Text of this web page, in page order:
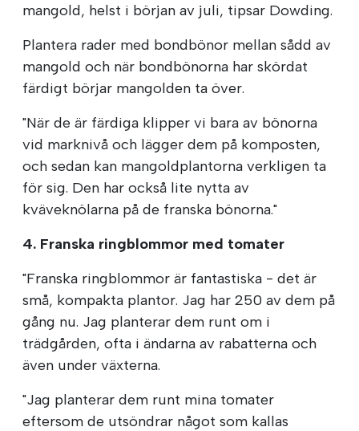
mangold, helst i början av juli, tipsar Dowding.
Plantera rader med bondbönor mellan sådd av
mangold och när bondbönorna har skördat
färdigt börjar mangolden ta över.
"När de är färdiga klipper vi bara av bönorna
vid marknivå och lägger dem på komposten,
och sedan kan mangoldplantorna verkligen ta
för sig. Den har också lite nytta av
kväveknölarna på de franska bönorna."
4. Franska ringblommor med tomater
"Franska ringblommor är fantastiska - det är
små, kompakta plantor. Jag har 250 av dem på
gång nu. Jag planterar dem runt om i
trädgården, ofta i ändarna av rabatterna och
även under växterna.
"Jag planterar dem runt mina tomater
eftersom de utsöndrar något som kallas